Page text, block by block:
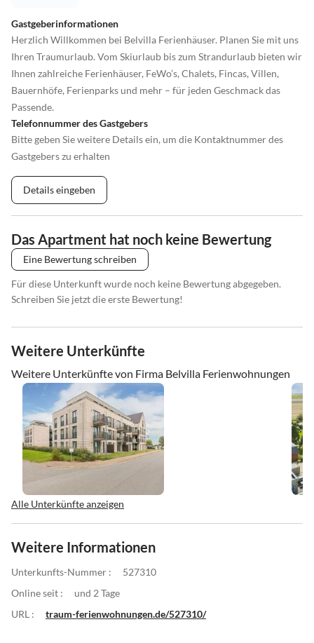
Gastgeberinformationen
Herzlich Willkommen bei Belvilla Ferienhäuser. Planen Sie mit uns
Ihren Traumurlaub. Vom Skiurlaub bis zum Strandurlaub bieten wir
Ihnen zahlreiche Ferienhäuser, FeWo’s, Chalets, Fincas, Villen,
Bauernhöfe, Ferienparks und mehr – für jeden Geschmack das
Passende.
Telefonnummer des Gastgebers
Bitte geben Sie weitere Details ein, um die Kontaktnummer des
Gastgebers zu erhalten
Details eingeben
Das Apartment hat noch keine Bewertung
Eine Bewertung schreiben
Für diese Unterkunft wurde noch keine Bewertung abgegeben.
Schreiben Sie jetzt die erste Bewertung!
Weitere Unterkünfte
Weitere Unterkünfte von Firma Belvilla Ferienwohnungen
Alle Unterkünfte anzeigen
Weitere Informationen
Unterkunfts-Nummer :
527310
Online seit :
und 2 Tage
URL :
traum-ferienwohnungen.de/527310/